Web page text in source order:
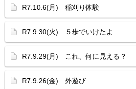
R7.10.6(月) 稲刈り体験
R7.9.30(火) ５歩でいけたよ
R7.9.29(月) これ、何に見える？
R7.9.26(金) 外遊び